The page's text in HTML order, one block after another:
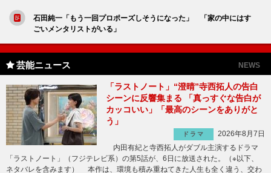
石田純一「もう一回プロポーズしそうになった」 「家の中にはす
ごいメンタリストがいる」
芸能ニュース NEWS
「ラストノート」“澄晴”寺西拓人の告白
シーンに反響集まる 「真っすぐな告白が
カッコいい」「最高のシーンをありがと
う」
ドラマ
2026年8月7日
内田有紀と寺西拓人がダブル主演するドラマ
「ラストノート」（フジテレビ系）の第5話が、6日に放送された。（※以下、
ネタバレを含みます） 本作は、環境も積み重ねてきた人生も全く違う、交わ